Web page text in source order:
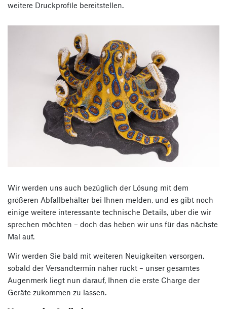
weitere Druckprofile bereitstellen.
Wir werden uns auch bezüglich der Lösung mit dem
größeren Abfallbehälter bei Ihnen melden, und es gibt noch
einige weitere interessante technische Details, über die wir
sprechen möchten – doch das heben wir uns für das nächste
Mal auf.
Wir werden Sie bald mit weiteren Neuigkeiten versorgen,
sobald der Versandtermin näher rückt – unser gesamtes
Augenmerk liegt nun darauf, Ihnen die erste Charge der
Geräte zukommen zu lassen.